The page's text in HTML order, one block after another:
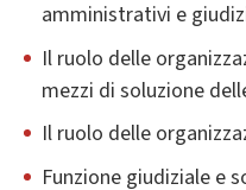
amministrativi e
Il ruolo delle
mezzi di soluzione
Il ruolo delle
Funzione giudiziale e